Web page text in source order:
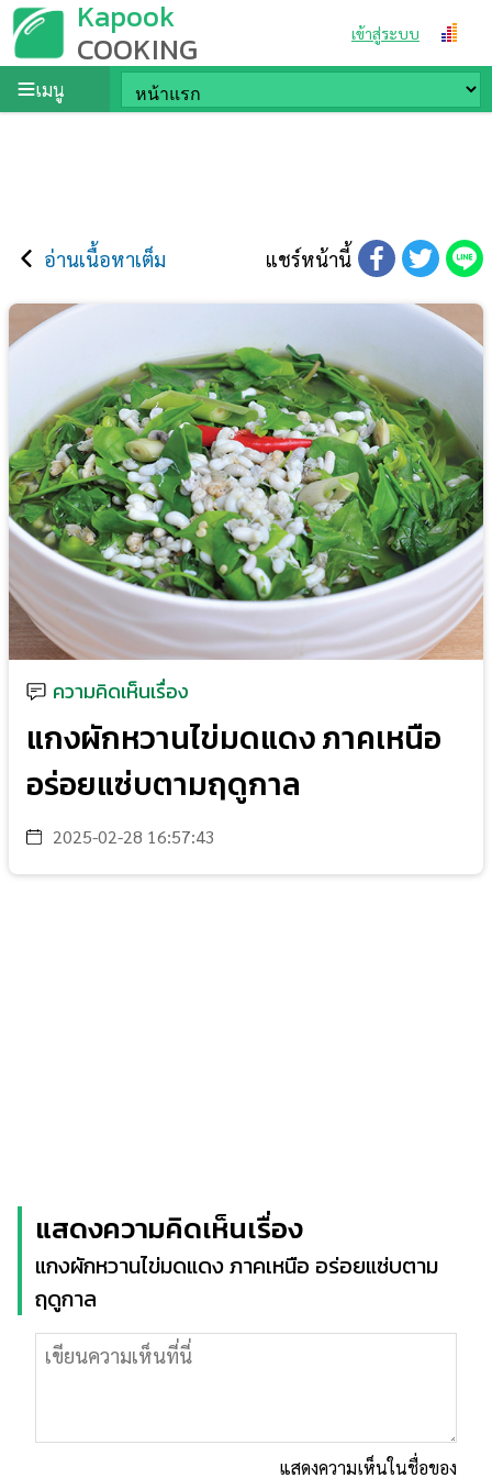
Kapook
COOKING เข้าสู่ระบบ
เมนู
อ่านเนื้อหาเต็ม แชร์หน้านี้
ความคิดเห็นเรื่อง
แกงผักหวานไข่มดแดง ภาคเหนือ
อร่อยแซ่บตามฤดูกาล
2025-02-28 16:57:43
แสดงความคิดเห็นเรื่อง
แกงผักหวานไข่มดแดง ภาคเหนือ อร่อยแซ่บตาม
ฤดูกาล
แสดงความเห็นในชื่อของ